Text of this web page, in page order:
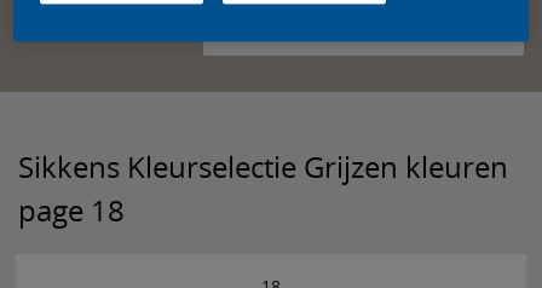
Sikkens Kleurselectie Grijzen kleuren
page 18